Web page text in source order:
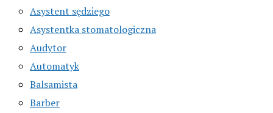
Asystent sędziego
Asystentka stomatologiczna
Audytor
Automatyk
Balsamista
Barber